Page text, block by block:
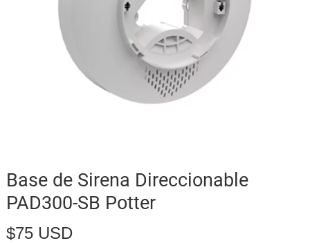
Base de Sirena Direccionable
PAD300-SB Potter
$75 USD